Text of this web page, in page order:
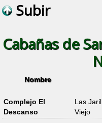
Subir
Cabañas de
Nombre
Complejo El
Descanso
Las
Viejo